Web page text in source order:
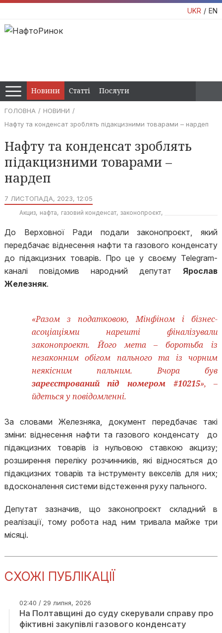
UKR EN
Новини Статті Послуги
ГОЛОВНА
НОВИНИ
Нафту та конденсат зроблять підакцизними товарами – нардеп
Нафту та конденсат зроблять
підакцизними товарами –
нардеп
7 ЛИСТОПАДА, 2023, 12:05
Акциз нафта газовий конденсат законопроєкт
До Верховної Ради подали законопроєкт, який
передбачає віднесення нафти та газового конденсату
до підакцизних товарів. Про це у своєму Telegram-
каналі повідомив народний депутатЯрослав
Железняк.
«Разом з податковою, Мінфіном і бізнес-
асоціаціями нарешті фіналізували
законопроект. Його мета – боротьба із
незаконним обігом пального та із чорним
неякісним пальним. Вчора був
зареєстрований під номером #10215», –
йдеться у повідомленні.
За словами Железняка, документ передбачає такі
зміни: віднесення нафти та газового конденсату до
підакцизних товарів із нульовою ставкою акцизу;
розширення переліку розчинників, які відносяться до
підакцизних товарів та інструменту векселів для них;
вдосконалення системи відстеження руху пального.
Депутат зазначив, що законопроєкт складний в
реалізації, тому робота над ним тривала майже три
місяці.
СХОЖІ ПУБЛІКАЦІЇ
02:40 / 29 липня, 2026
На Полтавщині до суду скерували справу про
фіктивні закупівлі газового конденсату